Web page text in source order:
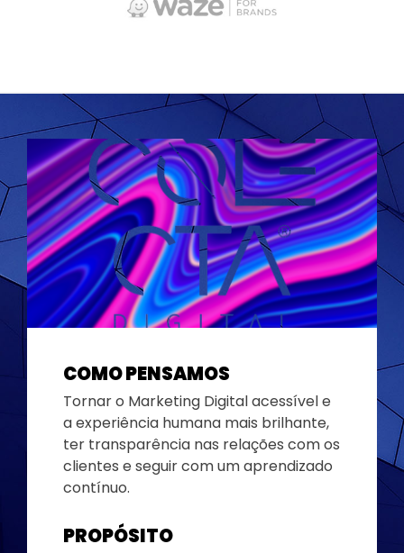
COMO PENSAMOS
Tornar o Marketing Digital acessível e
a experiência humana mais brilhante,
ter transparência nas relações com os
clientes e seguir com um aprendizado
contínuo.
PROPÓSITO